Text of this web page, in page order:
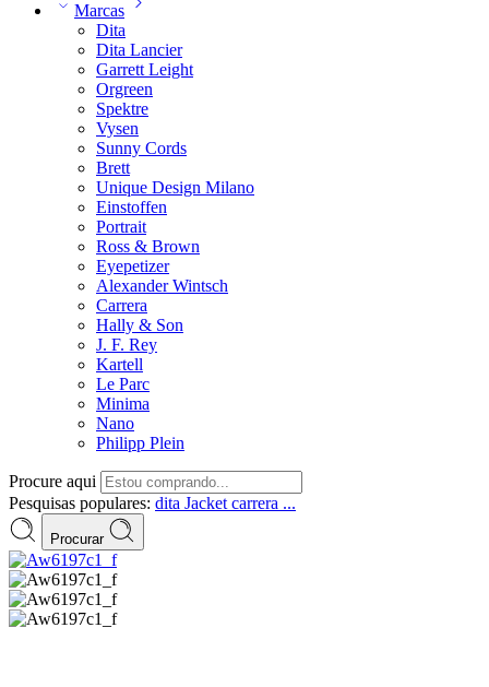
Marcas
Dita
Dita Lancier
Garrett Leight
Orgreen
Spektre
Vysen
Sunny Cords
Brett
Unique Design Milano
Einstoffen
Portrait
Ross & Brown
Eyepetizer
Alexander Wintsch
Carrera
Hally & Son
J. F. Rey
Kartell
Le Parc
Minima
Nano
Philipp Plein
Procure aqui
Pesquisas populares: dita Jacket carrera ...
Procurar